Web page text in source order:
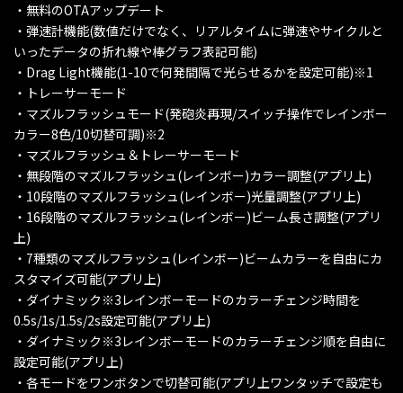
・無料のOTAアップデート
・弾速計機能(数値だけでなく、リアルタイムに弾速やサイクルと
いったデータの折れ線や棒グラフ表記可能)
・Drag Light機能(1-10で何発間隔で光らせるかを設定可能)※1
・トレーサーモード
・マズルフラッシュモード(発砲炎再現/スイッチ操作でレインボー
カラー8色/10切替可調)※2
・マズルフラッシュ＆トレーサーモード
・無段階のマズルフラッシュ(レインボー)カラー調整(アプリ上)
・10段階のマズルフラッシュ(レインボー)光量調整(アプリ上)
・16段階のマズルフラッシュ(レインボー)ビーム長さ調整(アプリ
上)
・7種類のマズルフラッシュ(レインボー)ビームカラーを自由にカ
スタマイズ可能(アプリ上)
・ダイナミック※3レインボーモードのカラーチェンジ時間を
0.5s/1s/1.5s/2s設定可能(アプリ上)
・ダイナミック※3レインボーモードのカラーチェンジ順を自由に
設定可能(アプリ上)
・各モードをワンボタンで切替可能(アプリ上ワンタッチで設定も